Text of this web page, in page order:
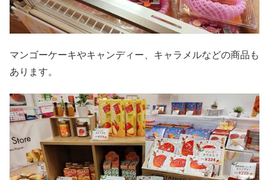
マンゴーケーキやキャンディー、キャラメルなどの商品も
あります。